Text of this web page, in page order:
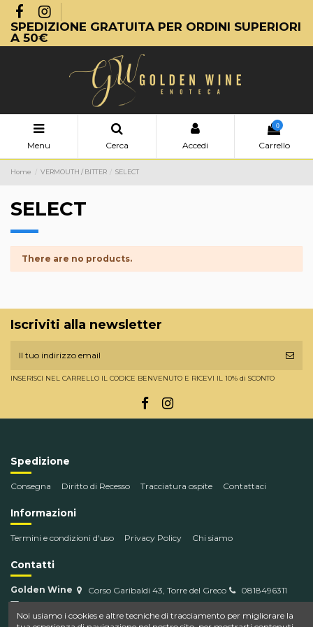
SPEDIZIONE GRATUITA PER ORDINI SUPERIORI
A 50€
Menu Cerca Accedi
0
Carrello
Home VERMOUTH / BITTER SELECT
SELECT
There are no products.
Iscriviti alla newsletter
INSERISCI NEL CARRELLO IL CODICE BENVENUTO E RICEVI IL 10% di SCONTO
Spedizione
Consegna Diritto di Recesso Tracciatura ospite Contattaci
Informazioni
Termini e condizioni d'uso Privacy Policy Chi siamo
Contatti
Golden Wine Corso Garibaldi 43, Torre del Greco
0818496311
info@goldenwine.com
Noi usiamo i cookies e altre tecniche di tracciamento per migliorare la